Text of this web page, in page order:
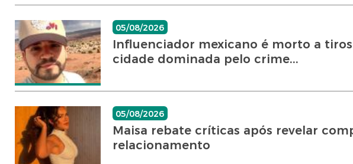
05/08/2026
Influenciador mexicano é morto a
cidade dominada pelo crime...
05/08/2026
Maisa rebate críticas após revelar
relacionamento